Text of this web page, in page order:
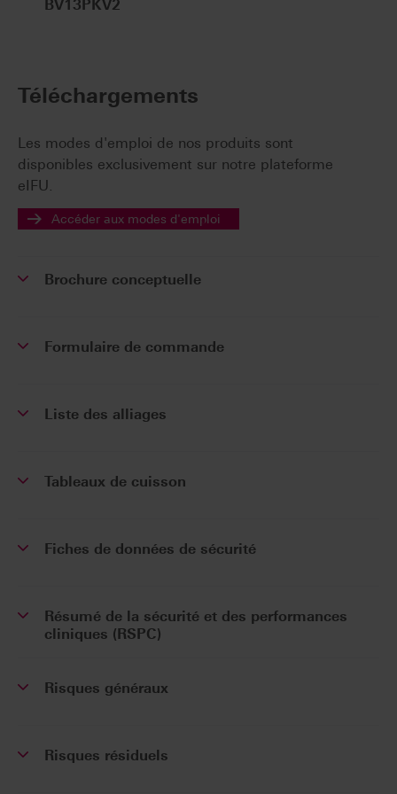
BV13PKV2
Téléchargements
Les modes d'emploi de nos produits sont
disponibles exclusivement sur notre plateforme
eIFU.
Accéder aux modes d'emploi
Brochure conceptuelle
Formulaire de commande
Liste des alliages
Tableaux de cuisson
Fiches de données de sécurité
Résumé de la sécurité et des performances
cliniques (RSPC)
Risques généraux
Risques résiduels